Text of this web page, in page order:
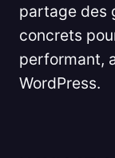
partage des
concrets
performant,
WordPress.